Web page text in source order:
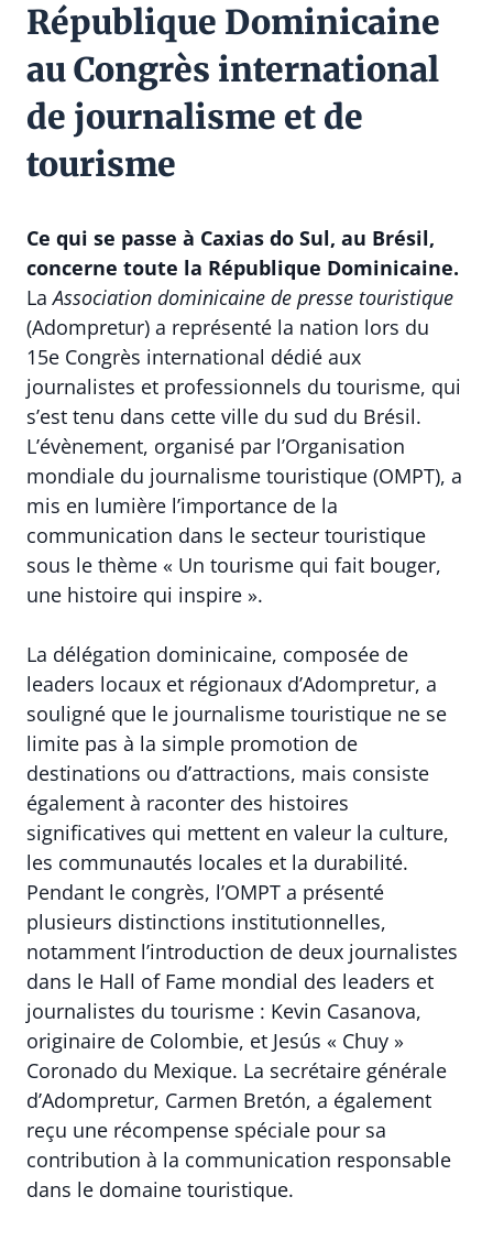
République Dominicaine
au Congrès international
de journalisme et de
tourisme
Ce qui se passe à Caxias do Sul, au Brésil,
concerne toute la République Dominicaine.
LaAssociation dominicaine de presse touristique
(Adompretur) a représenté la nation lors du
15e Congrès international dédié aux
journalistes et professionnels du tourisme, qui
s’est tenu dans cette ville du sud du Brésil.
L’évènement, organisé par l’Organisation
mondiale du journalisme touristique (OMPT), a
mis en lumière l’importance de la
communication dans le secteur touristique
sous le thème « Un tourisme qui fait bouger,
une histoire qui inspire ».
La délégation dominicaine, composée de
leaders locaux et régionaux d’Adompretur, a
souligné que le journalisme touristique ne se
limite pas à la simple promotion de
destinations ou d’attractions, mais consiste
également à raconter des histoires
significatives qui mettent en valeur la culture,
les communautés locales et la durabilité.
Pendant le congrès, l’OMPT a présenté
plusieurs distinctions institutionnelles,
notamment l’introduction de deux journalistes
dans le Hall of Fame mondial des leaders et
journalistes du tourisme : Kevin Casanova,
originaire de Colombie, et Jesús « Chuy »
Coronado du Mexique. La secrétaire générale
d’Adompretur, Carmen Bretón, a également
reçu une récompense spéciale pour sa
contribution à la communication responsable
dans le domaine touristique.